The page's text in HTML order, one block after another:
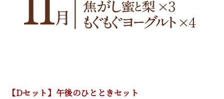
【Dセット】午後のひとときセット